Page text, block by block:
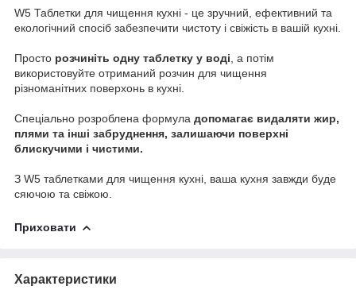
W5 Таблетки для чищення кухні - це зручний, ефективний та
екологічний спосіб забезпечити чистоту і свіжість в вашій кухні.
Просто розчиніть одну таблетку у воді , а потім
використовуйте отриманий розчин для чищення
різноманітних поверхонь в кухні.
Спеціально розроблена формула допомагає видаляти жир,
плями та інші забруднення, залишаючи поверхні
блискучими і чистими.
З W5 таблетками для чищення кухні, ваша кухня завжди буде
сяючою та свіжою.
Приховати
Характеристики